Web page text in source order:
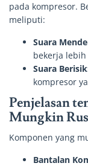
pada kompresor.
meliputi:
Suara
bekerja
Suara
kompresor
Penjelasan
Mungkin
Komponen yang
Bantalan